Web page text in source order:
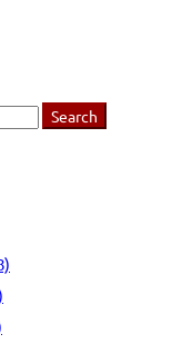
Search